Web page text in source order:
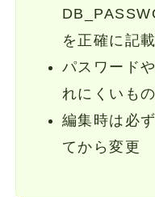
を正確に記載
パスワード
れにくいも
編集時は必
てから変更